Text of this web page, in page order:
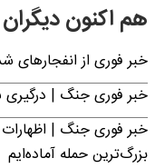
هم اکنون
خبر فوری از انفجارهای شدید در
خبر فوری جنگ | درگیری
خبر فوری جنگ | اظهارات
بزرگ‌ترین حمله آماده‌ایم